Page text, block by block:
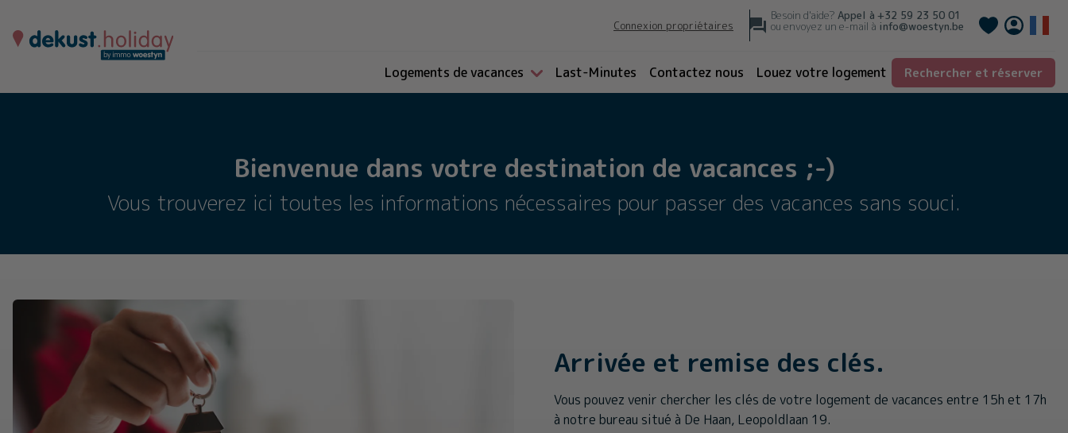
Connexion propriétaires
Besoin d'aide? Appel à +32 59 23 50 01
ou envoyez un e-mail à info@woestyn.be Deutsch
Logements de vacances Last-Minutes Contactez nous Louez votre logement Rechercher et réserver
Bienvenue dans votre destination de vacances ;-)
Vous trouverez ici toutes les informations nécessaires pour passer des vacances sans souci.
Arrivée et remise des clés.
Vous pouvez venir chercher les clés de votre logement de vacances entre 15h et 17h
à notre bureau situé à De Haan, Leopoldlaan 19.